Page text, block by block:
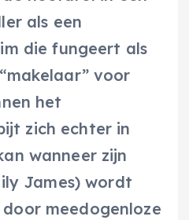
als een
die fungeert als
voor
het
zich echter in
wanneer zijn
James) wordt
meedogenloze